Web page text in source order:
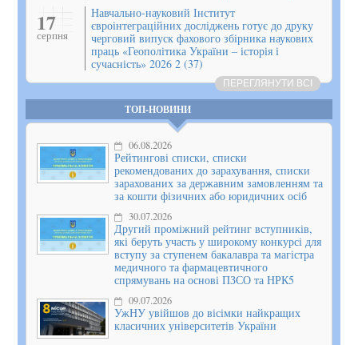
17
серпня
Навчально-науковий Інститут
євроінтеграційних досліджень готує до друку
черговий випуск фахового збірника наукових
праць «Геополітика України – історія і
сучасність» 2026 2 (37)
ПЕРЕГЛЯНУТИ ВСІ
ТОП-НОВИНИ
06.08.2026
Рейтингові списки, списки
рекомендованих до зарахування, списки
зарахованих за державним замовленням та
за кошти фізичних або юридичних осіб
30.07.2026
Другий проміжний рейтинг вступників,
які беруть участь у широкому конкурсі для
вступу за ступенем бакалавра та магістра
медичного та фармацевтичного
спрямувань на основі ПЗСО та НРК5
09.07.2026
УжНУ увійшов до вісімки найкращих
класичних університетів України